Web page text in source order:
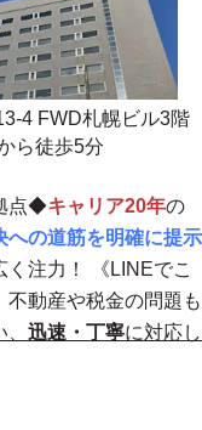
4 FWD札幌ビル3階
ら徒歩5分
点◆キャリア20年の
への道筋を明確に提示
注力！
《LINEでこ
不動産や税金の問題も
迅速・丁寧に対応し